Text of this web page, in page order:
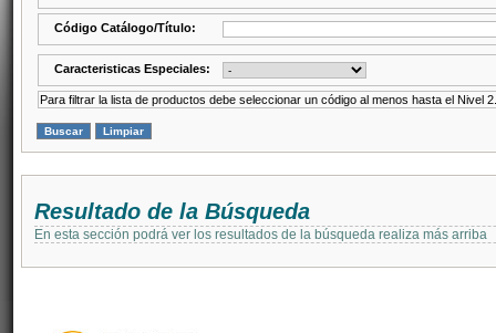
Código Catálogo/Título:
Caracteristicas Especiales:
Para filtrar la lista de productos debe seleccionar un código al menos hasta el Nivel 2.
Resultado de la Búsqueda
En esta sección podrá ver los resultados de la búsqueda realiza más arriba